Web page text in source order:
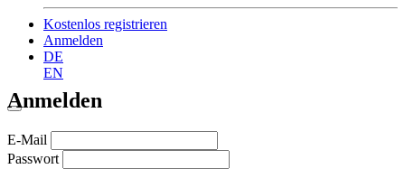
Kostenlos registrieren
Anmelden
DE
EN
Anmelden
E-Mail
Passwort